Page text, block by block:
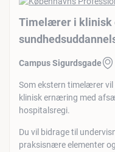
Timelærer i
Campus Sigurdsgade
Som ekstern timelærer
klinisk ernæring med
hospitalsregi.
Du vil bidrage til
praksisnære elementer